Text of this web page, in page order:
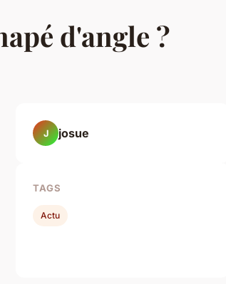
d'angle ?
J josue
TAGS
Actu